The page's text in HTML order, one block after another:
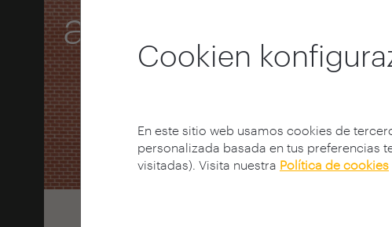
Cookien
En este sitio web usamos cookies de
personalizada basada en tus preferencias
visitadas). Visita nuestra Política de cookies
arquia/